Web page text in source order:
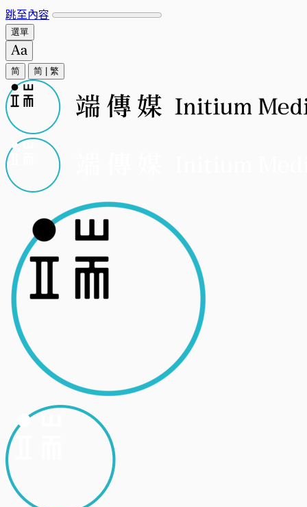
跳至內容
選單
简 简 繁